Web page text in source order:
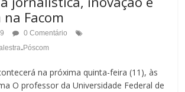
Facom
0 Comentário
. Póscom
na próxima quinta-feira (11), às
O professor da Universidade Federal de